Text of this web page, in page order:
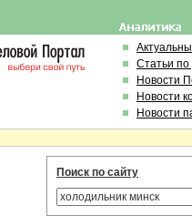
Статьи
Новости
Новости
Новости
Поиск по сайту